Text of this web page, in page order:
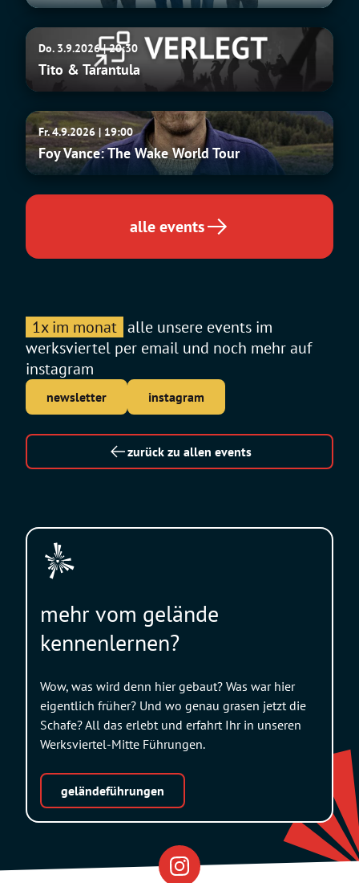
Tito
Tarantula
Do. 3.9.2026 | 20:30
Tito & Tarantula
Foy
Vance:
The
Wake
World
Fr. 4.9.2026 | 19:00
Foy Vance: The Wake World Tour
alle events
1x im monat alle unsere events im
werksviertel per email und noch mehr auf
instagram
newsletter instagram
zurück zu allen events
mehr vom gelände
kennenlernen?
Wow, was wird denn hier gebaut? Was war hier
eigentlich früher? Und wo genau grasen jetzt die
Schafe? All das erlebt und erfahrt Ihr in unseren
Werksviertel-Mitte Führungen.
geländeführungen